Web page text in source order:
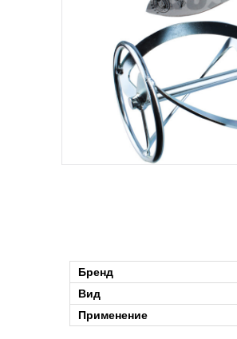
Бренд
Вид
Применение